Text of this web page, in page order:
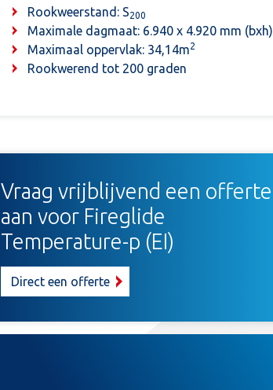
Rookweerstand: S200
Maximale dagmaat: 6.940 x 4.920 mm (bxh)
Maximaal oppervlak: 34,14m2
Rookwerend tot 200 graden
Vraag vrijblijvend een offerte
aan voor Fireglide
Temperature-p (EI)
Direct een offerte